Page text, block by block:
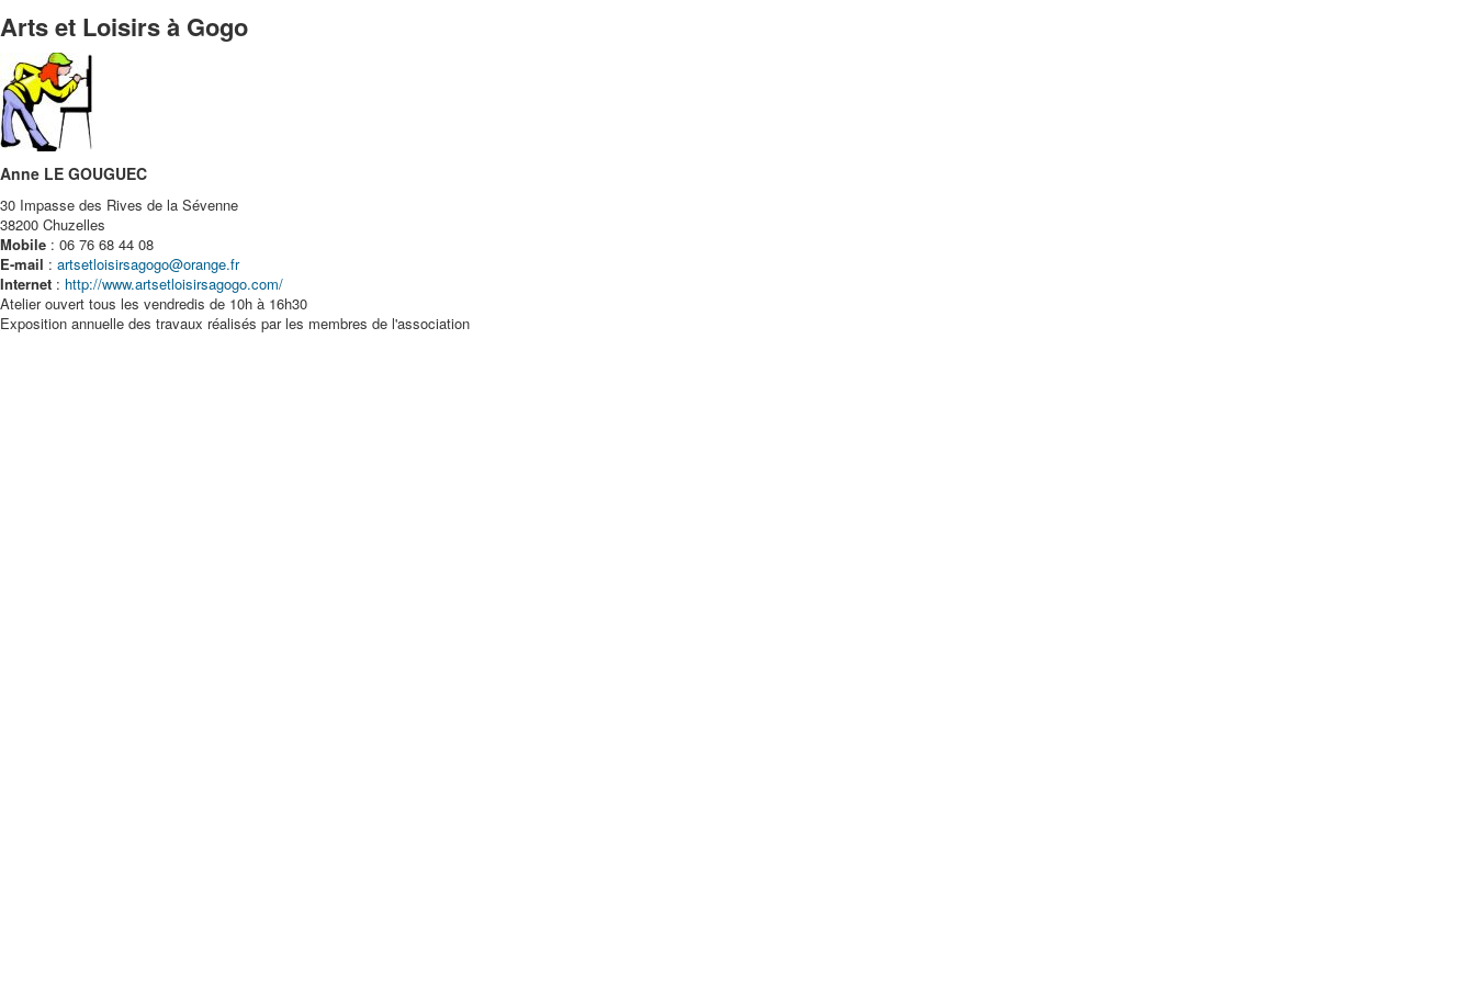
Arts et Loisirs à Gogo
Anne LE GOUGUEC
30 Impasse des Rives de la Sévenne
38200 Chuzelles
Mobile : 06 76 68 44 08
E-mail : artsetloisirsagogo@orange.fr
Internet : http://www.artsetloisirsagogo.com/
Atelier ouvert tous les vendredis de 10h à 16h30
Exposition annuelle des travaux réalisés par les membres de l'association